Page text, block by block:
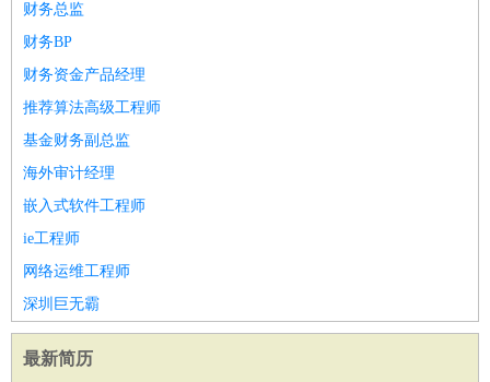
财务总监
财务BP
财务资金产品经理
推荐算法高级工程师
基金财务副总监
海外审计经理
嵌入式软件工程师
ie工程师
网络运维工程师
深圳巨无霸
最新简历